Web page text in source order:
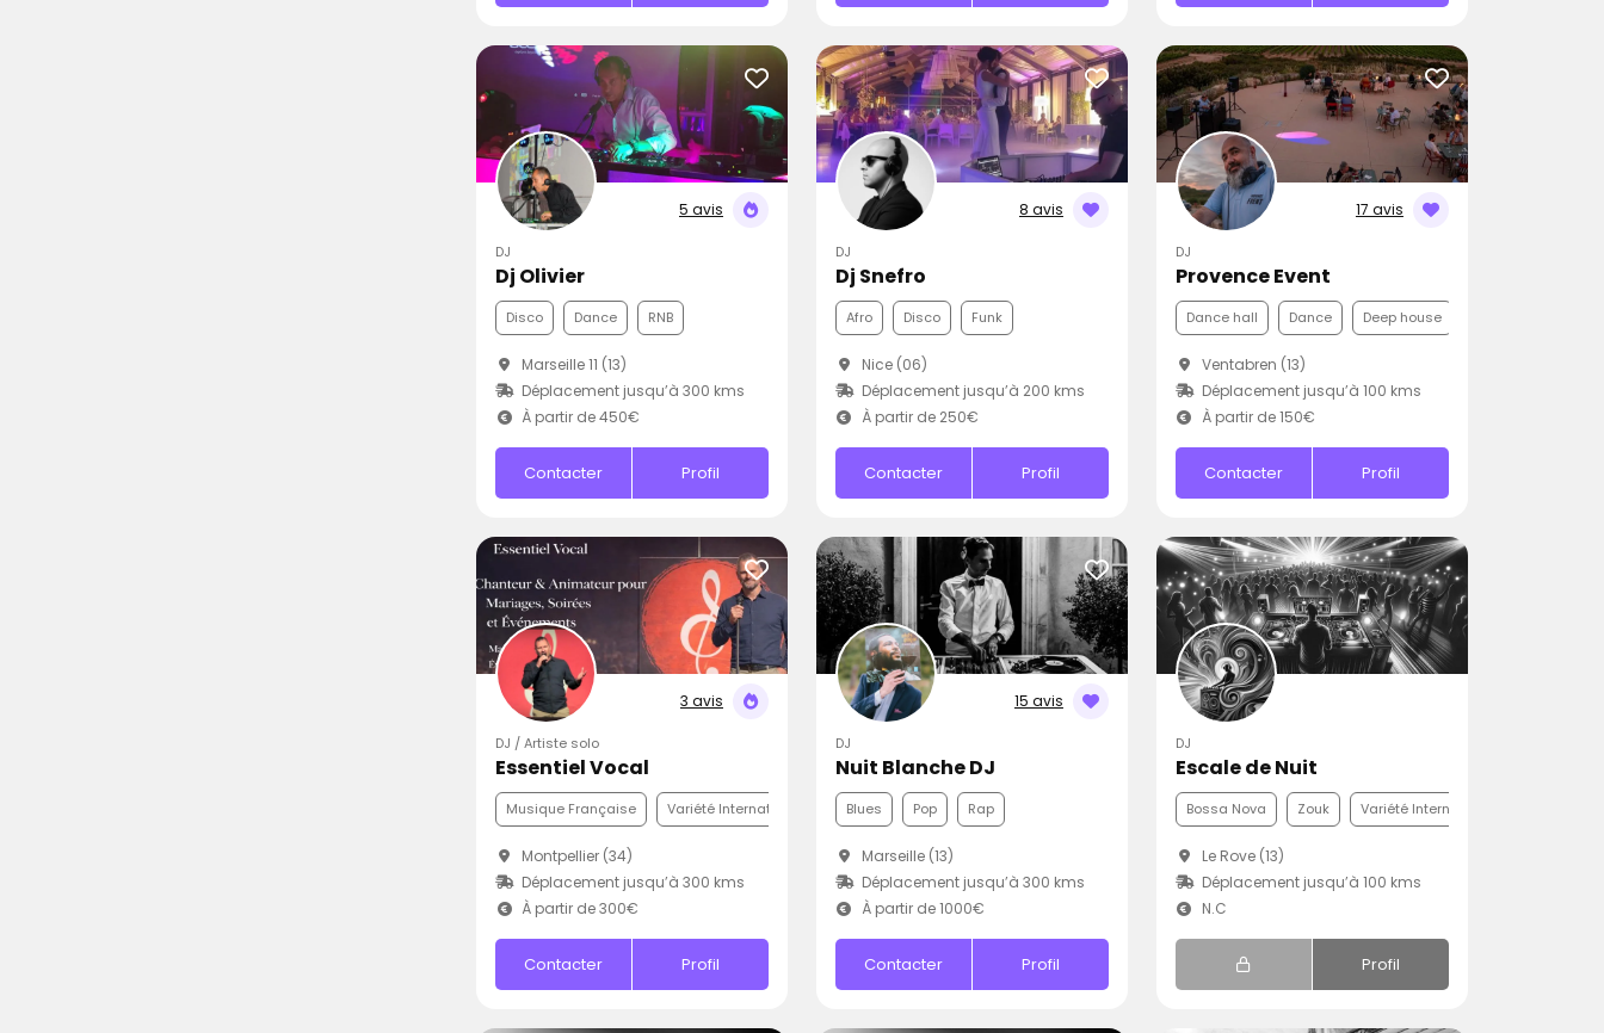
5 avis
DJ
Dj Olivier
Disco Dance RNB
Marseille 11 (13)
Déplacement jusqu’à 300 kms
À partir de 450€
Contacter Profil
8 avis
DJ
Dj Snefro
Afro Disco Funk
Nice (06)
Déplacement jusqu’à 200 kms
À partir de 250€
Contacter Profil
17 avis
DJ
Provence Event
Dance hall Dance Deep house
Ventabren (13)
Déplacement jusqu’à 100 kms
À partir de 150€
Contacter Profil
3 avis
DJ / Artiste solo
Essentiel Vocal
Musique Française Variété Internationale Funk
Montpellier (34)
Déplacement jusqu’à 300 kms
À partir de 300€
Contacter Profil
15 avis
DJ
Nuit Blanche DJ
Blues Pop Rap
Marseille (13)
Déplacement jusqu’à 300 kms
À partir de 1000€
Contacter Profil
DJ
Escale de Nuit
Bossa Nova Zouk Variété Internationale
Le Rove (13)
Déplacement jusqu’à 100 kms
N.C
Profil